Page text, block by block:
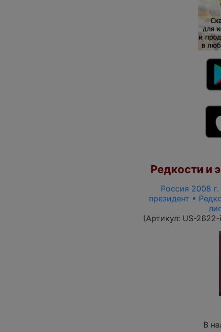
Редкости и
Россия 2008
президент •
(Артикул: US-
В